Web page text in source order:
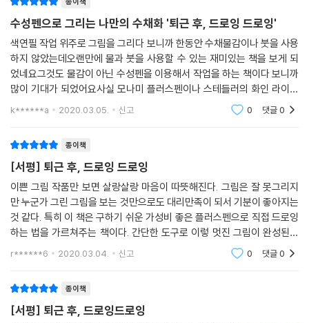
수성펜으로 그리는 나만의 수채화 '퇴근 후, 드로잉 드로잉'
색연필 작업 위주로 그림을 그리다 보니까 한동안 수채물감이나 붓을 사용
하지 않았는데오랜만에 물과 붓을 사용할 수 있는 재미있는 책을 보게 되
었네요그것도 물감이 아닌 수성펜을 이용해서 작업을 하는 책이다 보니까
많이 기대가 되었어요사실 모나미 플러스펜이나 스테들러의 화인 라이너
등의 수성펜을 가지고 있고,수성펜들을 이용해서 수채 느낌을 낼 수 있다
k******a 2020.03.05. 신고 0 댓글0
종이책
[서평] 퇴근 후, 드로잉 드로잉
이쁜 그림 작품만 보면 살랑살랑 마음이 따뜻해진다. 그림은 잘 못그리지
만 누군가 그린 그림을 보는 것만으로도 대리만족이 되서 기분이 좋아지는
것 같다. 특히 이 책은 구하기 쉬운 가성비 좋은 플러스펜으로 직접 드로잉
하는 법을 가르쳐주는 책이다. 간단한 도구로 이렇 멋진 그림이 완성된다
고 하니 놀랍다. 그리고 잘 번지는 플러스펜의 특성으로 수채화 느낌도 낼
r******6 2020.03.04. 신고 0 댓글0
종이책
[서평] 퇴근 후, 드로잉드로잉